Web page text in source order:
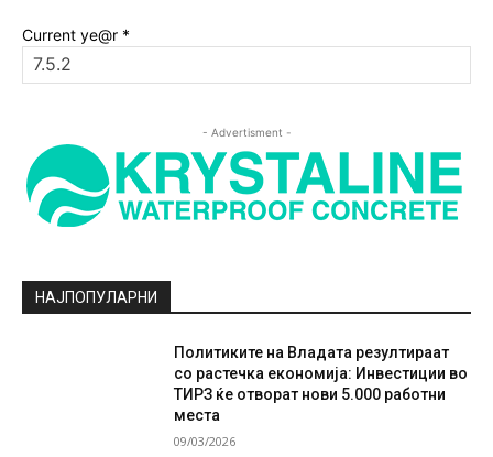
Current ye@r *
- Advertisment -
НАЈПОПУЛАРНИ
Политиките на Владата резултираат
со растечка економија: Инвестиции во
ТИРЗ ќе отворат нови 5.000 работни
места
09/03/2026